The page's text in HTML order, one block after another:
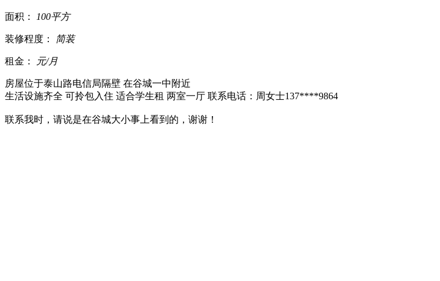
面ㅤㅤ积： 100平方
装修程度： 简装
租ㅤㅤ金： 元/月
房屋位于泰山路电信局隔壁 在谷城一中附近
生活设施齐全 可拎包入住 适合学生租 两室一厅 联系电话：周女士137****9864
联系我时，请说是在谷城大小事上看到的，谢谢！